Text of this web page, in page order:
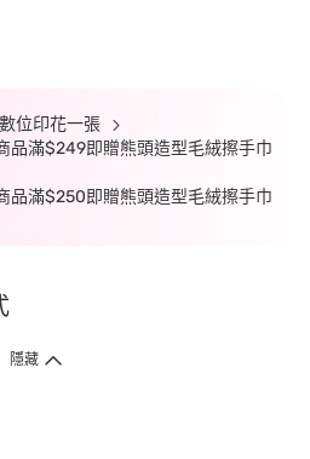
位印花一張
品滿$249即贈熊頭造型毛絨擦手巾
品滿$250即贈熊頭造型毛絨擦手巾
隱藏